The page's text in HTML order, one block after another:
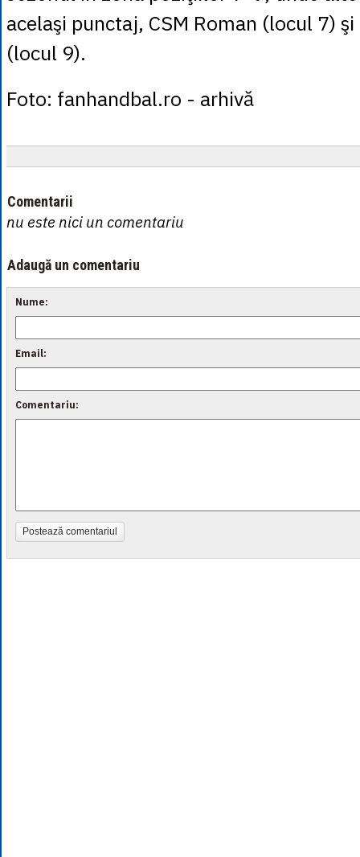
acelaşi punctaj, CSM Roman (locul 7)
(locul 9).
Foto: fanhandbal.ro - arhivă
Comentarii
nu este nici un comentariu
Adaugă un comentariu
Nume:
Email:
Comentariu:
Postează comentariul